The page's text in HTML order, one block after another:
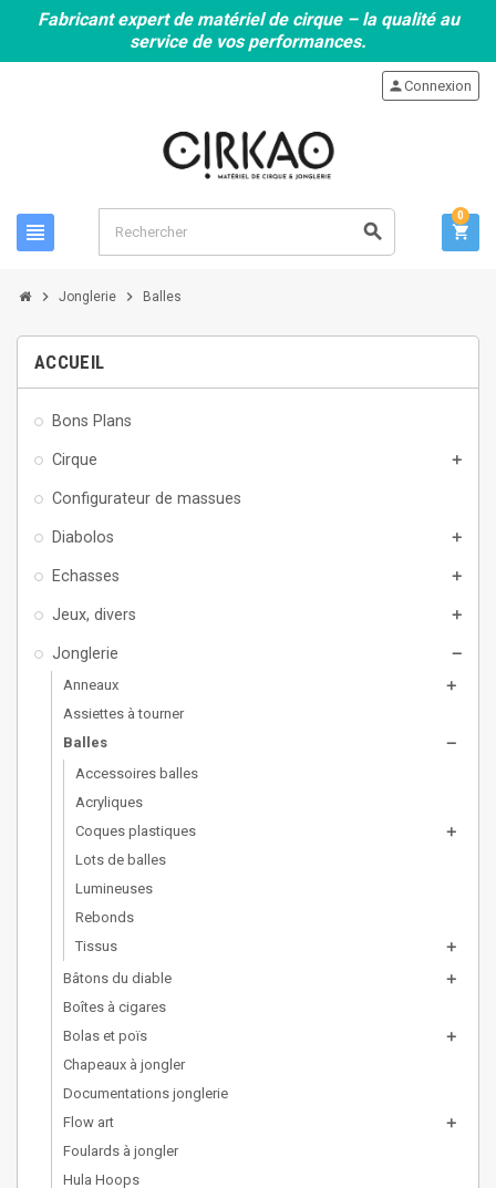
Fabricant expert de matériel de cirque – la qualité au
service de vos performances.
view_headline search
personConnexion
shopping_cart
0
chevron_right Jonglerie chevron_right Balles
ACCUEIL
Bons Plans
Cirque add
Configurateur de massues
Diabolos add
Echasses add
Jeux, divers add
Jonglerie remove
Anneaux add
Assiettes à tourner
Balles
remove
Accessoires balles
Acryliques
Coques plastiques
add
Lots de balles
Lumineuses
Rebonds
Tissus
add
Bâtons du diable add
Boîtes à cigares
Bolas et poïs
add
Chapeaux à jongler
Documentations jonglerie
Flow art
add
Foulards à jongler
Hula Hoops